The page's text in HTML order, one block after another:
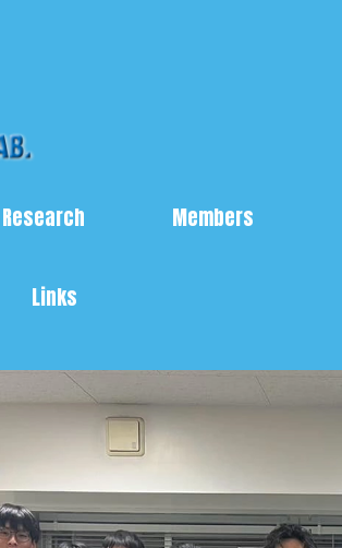
Research Members
Links